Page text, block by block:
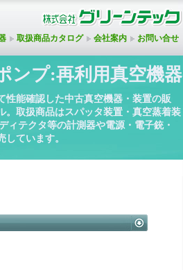
取扱商品カタログ 会社案内 お問い合せ
ンプ:再利用真空機器
性能確認した中古真空機器・装置の販
。取扱商品はスパッタ装置・真空蒸着装
ィテクタ等の計測器や電源・電子銃・
ています。